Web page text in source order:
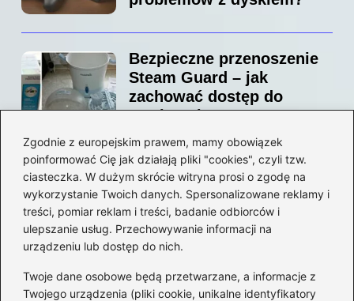
Zgodnie z europejskim prawem, mamy obowiązek
poinformować Cię jak działają pliki "cookies", czyli tzw.
ciasteczka. W dużym skrócie witryna prosi o zgodę na
wykorzystanie Twoich danych. Spersonalizowane reklamy i
treści, pomiar reklam i treści, badanie odbiorców i
ulepszanie usług. Przechowywanie informacji na
urządzeniu lub dostęp do nich.
Twoje dane osobowe będą przetwarzane, a informacje z
Twojego urządzenia (pliki cookie, unikalne identyfikatory
Bezpieczne przenoszenie
Steam Guard – jak
zachować dostęp do
swojego konta?
Jak bez stresu zmienić
adres email na Steam –
prosty przewodnik krok po
kroku
Kategorie